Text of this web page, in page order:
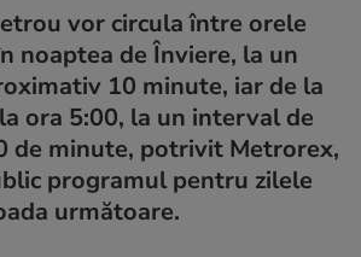
vor circula între orele
noaptea de Înviere, la un
10 minute, iar de la
ora 5:00, la un interval de
de minute, potrivit Metrorex,
programul pentru zilele
următoare.